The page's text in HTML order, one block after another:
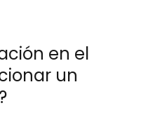
en el
un